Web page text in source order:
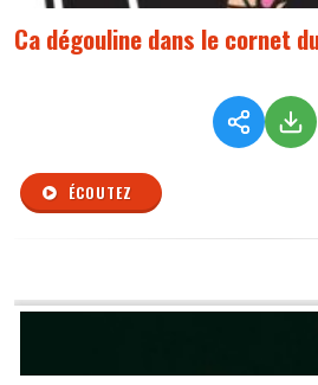
Ca dégouline dans le cornet
ÉCOUTEZ